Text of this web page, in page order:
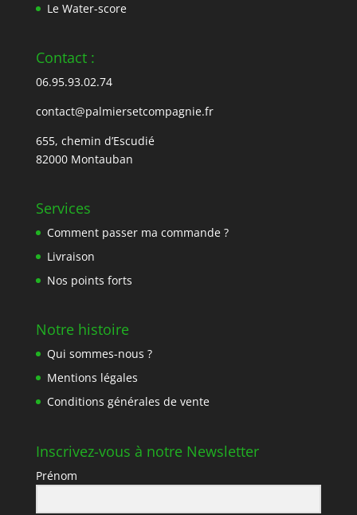
Le Water-score
Contact :
06.95.93.02.74
contact@palmiersetcompagnie.fr
655, chemin d’Escudié
82000 Montauban
Services
Comment passer ma commande ?
Livraison
Nos points forts
Notre histoire
Qui sommes-nous ?
Mentions légales
Conditions générales de vente
Inscrivez-vous à notre Newsletter
Prénom